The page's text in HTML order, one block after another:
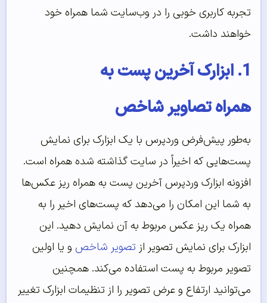
تجربه کاربری خوبی را در وب‌سایت شما همراه خود
خواهند داشت.
1. ابزارک آخرین پست به
همراه تصاویر شاخص
به‌طور پیش‌فرض وردپرس با یک ابزارک برای نمایش
پست‌هایی که اخیراً در سایت گذاشته شده همراه است.
افزونه ابزارک وردپرس آخرین پست به همراه ریز عکس‌ها
به شما این امکان را می‌دهد که پست‌های اخیر را به
همراه یک ریز عکس مربوط به آن نمایش دهید. این
ابزارک برای نمایش تصویر از تصویر شاخص و یا اولین
تصویر مربوط به پست استفاده می‌کند. همچنین
می‌توانید ارتفاع و عرض تصویر را از تنظیمات ابزارک تغییر